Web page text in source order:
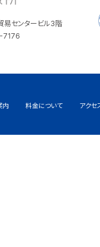
センタービル3階
7176
内 料金について アクセ